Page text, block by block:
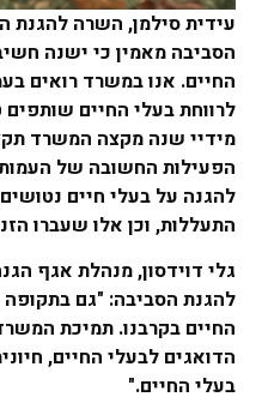
עידית סילמן, השרה להגנת
הסביבה מאמין כי ישנה
החיים. אנו במשרד רואים
לרווחת בעלי החיים שותפים
מידיי שנה מקצה המשרד
הפעילות החשובה של
להגנה על בעלי חיים
התעללות, וכן אלו שעברו
גלי דוידסון, מנהלת אגף
להגנת הסביבה: "גם בתקופה
החיים בקרבנו. תמיכת
הדואגים לבעלי החיים,
בעלי החיים."